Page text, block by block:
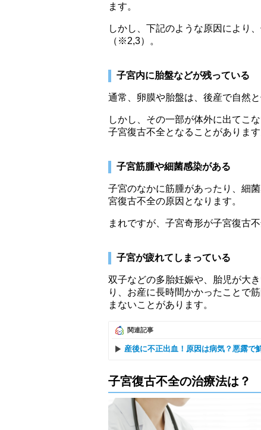
ます。
しかし、下記のような原因により
（※2,3）。
子宮内に胎盤などが残っている
通常、卵膜や胎盤は、後産で自然
しかし、その一部が体外に出てこ
子宮復古不全となることがあります
子宮筋腫や細菌感染がある
子宮のなかに筋腫があったり、細
宮復古不全の原因となります。
まれですが、子宮奇形が子宮復古
子宮が疲れてしまっている
双子などの多胎妊娠や、胎児が大
り、お産に長時間かかったことで
まないことがあります。
関連記事
産後に不正出血！原因は病気？悪露で
子宮復古不全の治療法は？